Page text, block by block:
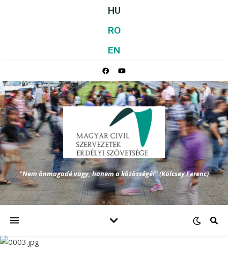
HU
RO
EN
"Nem önmagadé vagy, hanem a közösségé!" (Kölcsey Ferenc)